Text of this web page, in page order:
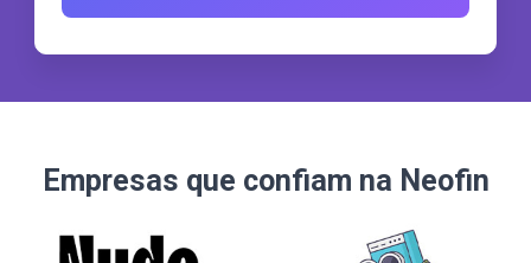
Empresas que confiam na Neofin